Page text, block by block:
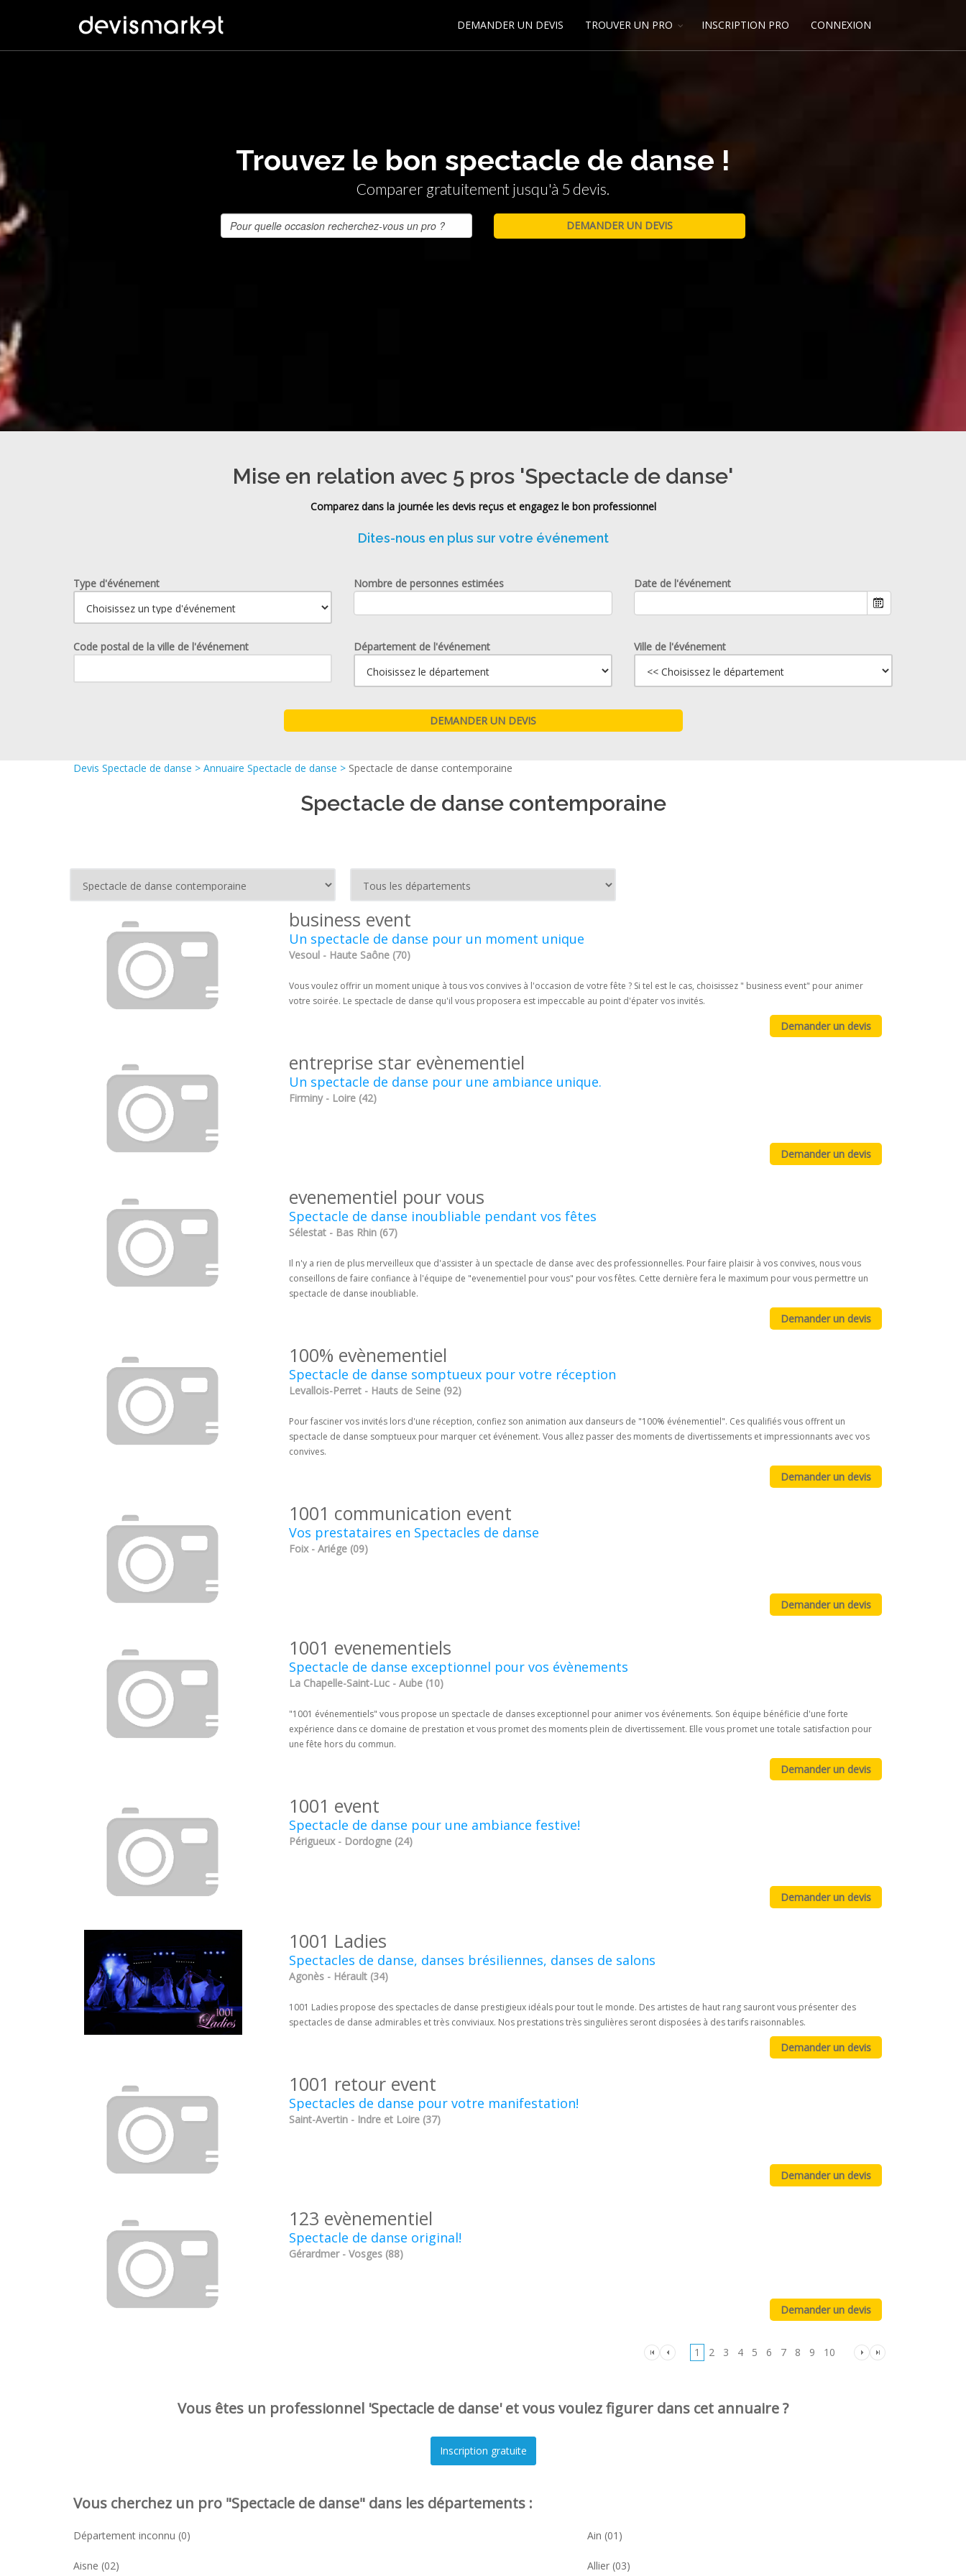
DEMANDER UN DEVIS TROUVER UN PRO INSCRIPTION PRO CONNEXION
Trouvez le bon spectacle de danse !
Comparer gratuitement jusqu'à 5 devis.
Mise en relation avec 5 pros 'Spectacle de danse'
Comparez dans la journée les devis reçus et engagez le bon professionnel
Dites-nous en plus sur votre événement
Type d'événement Nombre de personnes estimées
Date de l'événement
Code postal de la ville de l'événement Département de l'événement Ville de l'événement
Devis Spectacle de danse > Annuaire Spectacle de danse > Spectacle de danse contemporaine
Spectacle de danse contemporaine
business event
Un spectacle de danse pour un moment unique
Vesoul - Haute Saône (70)
Vous voulez offrir un moment unique à tous vos convives à l'occasion de votre fête ? Si tel est le cas, choisissez " business event" pour animer
votre soirée. Le spectacle de danse qu'il vous proposera est impeccable au point d'épater vos invités.
entreprise star evènementiel
Un spectacle de danse pour une ambiance unique.
Firminy - Loire (42)
evenementiel pour vous
Spectacle de danse inoubliable pendant vos fêtes
Sélestat - Bas Rhin (67)
Il n'y a rien de plus merveilleux que d'assister à un spectacle de danse avec des professionnelles. Pour faire plaisir à vos convives, nous vous
conseillons de faire confiance à l'équipe de "evenementiel pour vous" pour vos fêtes. Cette dernière fera le maximum pour vous permettre un
spectacle de danse inoubliable.
100% evènementiel
Spectacle de danse somptueux pour votre réception
Levallois-Perret - Hauts de Seine (92)
Pour fasciner vos invités lors d'une réception, confiez son animation aux danseurs de "100% événementiel". Ces qualifiés vous offrent un
spectacle de danse somptueux pour marquer cet événement. Vous allez passer des moments de divertissements et impressionnants avec vos
convives.
1001 communication event
Vos prestataires en Spectacles de danse
Foix - Ariége (09)
1001 evenementiels
Spectacle de danse exceptionnel pour vos évènements
La Chapelle-Saint-Luc - Aube (10)
"1001 événementiels" vous propose un spectacle de danses exceptionnel pour animer vos événements. Son équipe bénéficie d'une forte
expérience dans ce domaine de prestation et vous promet des moments plein de divertissement. Elle vous promet une totale satisfaction pour
une fête hors du commun.
1001 event
Spectacle de danse pour une ambiance festive!
Périgueux - Dordogne (24)
1001 Ladies
Spectacles de danse, danses brésiliennes, danses de salons
Agonès - Hérault (34)
1001 Ladies propose des spectacles de danse prestigieux idéals pour tout le monde. Des artistes de haut rang sauront vous présenter des
spectacles de danse admirables et très conviviaux. Nos prestations très singulières seront disposées à des tarifs raisonnables.
1001 retour event
Spectacles de danse pour votre manifestation!
Saint-Avertin - Indre et Loire (37)
123 evènementiel
Spectacle de danse original!
Gérardmer - Vosges (88)
1 2 3 4 5 6 7 8 9 10
Vous êtes un professionnel 'Spectacle de danse' et vous voulez figurer dans cet annuaire ?
Vous cherchez un pro "Spectacle de danse" dans les départements :
Département inconnu (0) Ain (01)
Aisne (02) Allier (03)